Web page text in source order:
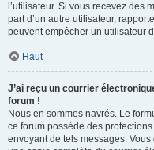
l’utilisateur. Si vous recevez des
part d’un autre utilisateur,
peuvent empêcher un utilisateur
Haut
J’ai reçu un courrier
forum !
Nous en sommes navrés. Le
ce forum possède des
envoyant de tels messages.